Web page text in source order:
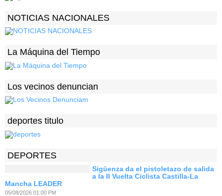
NOTICIAS NACIONALES
La Máquina del Tiempo
Los vecinos denuncian
deportes titulo
DEPORTES
Sigüenza da el pistoletazo de salida
a la II Vuelta Ciclista Castilla-La
Mancha LEADER
05/08/2026 01:00 PM